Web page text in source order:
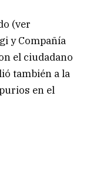
(ver
y Compañía
el ciudadano
también a la
en el